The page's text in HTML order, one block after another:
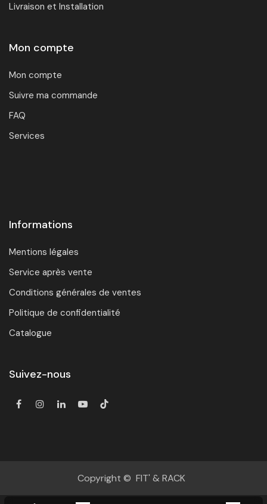
Livraison et Installation
Mon compte
Mon compte
Suivre ma commande
FAQ
Services
Informations
Mentions légales
Service après vente
Conditions générales de ventes
Politique de confidentialité
Catalogue
Suivez-nous
Copyright © FIT' & RACK